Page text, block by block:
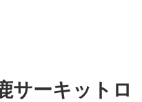
サーキットロ